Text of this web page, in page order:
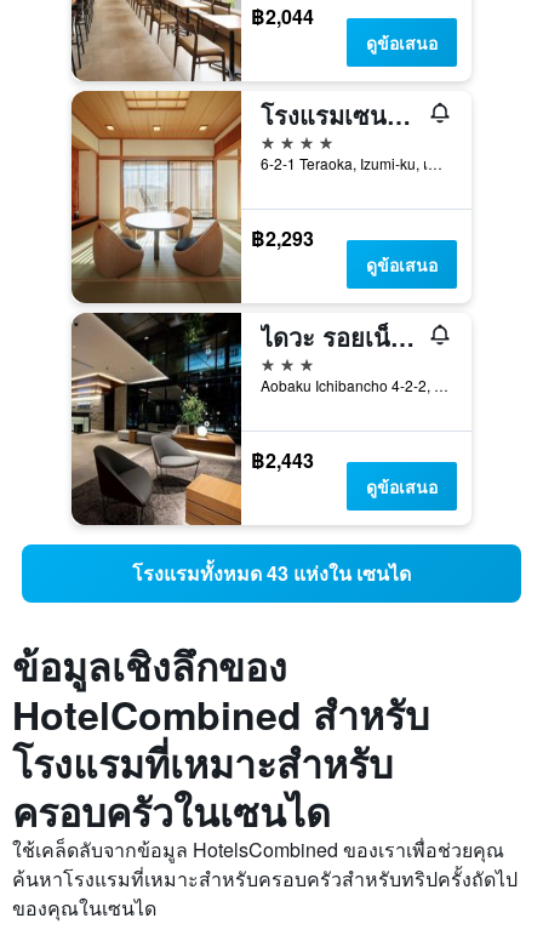
฿2,044
ดูข้อเสนอ
โรงแรมเซนได รอยัล พาร์ค
4 ดาว
6-2-1 Teraoka, Izumi-ku, เซนได, ญี่ปุ่น
฿2,293
ดูข้อเสนอ
ไดวะ รอยเน็ต โรงแรม เซ็นได อิชิบันโช
3 ดาว
Aobaku Ichibancho 4-2-2, เซนได, ญี่ปุ่น
฿2,443
ดูข้อเสนอ
โรงแรมทั้งหมด 43 แห่งใน เซนได
ข้อมูลเชิงลึกของ
HotelCombined สำหรับ
โรงแรมที่เหมาะสำหรับ
ครอบครัวในเซนได
ใช้เคล็ดลับจากข้อมูล HotelsCombined ของเราเพื่อช่วยคุณ
ค้นหาโรงแรมที่เหมาะสำหรับครอบครัวสำหรับทริปครั้งถัดไป
ของคุณในเซนได